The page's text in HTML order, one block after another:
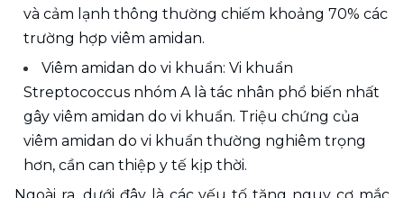
và cảm lạnh thông thường chiếm khoảng 70% các
trường hợp viêm amidan.
Viêm amidan do vi khuẩn: Vi khuẩn
Streptococcus nhóm A là tác nhân phổ biến nhất
gây viêm amidan do vi khuẩn. Triệu chứng của
viêm amidan do vi khuẩn thường nghiêm trọng
hơn, cần can thiệp y tế kịp thời.